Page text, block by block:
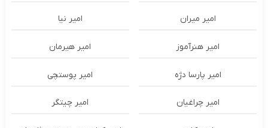
امیر میران امیر نیا
امیر هنرآموز امیر هیرمان
امیر پارسا دژه امیر پوستچی
امیر چراغیان امیر چیتگر